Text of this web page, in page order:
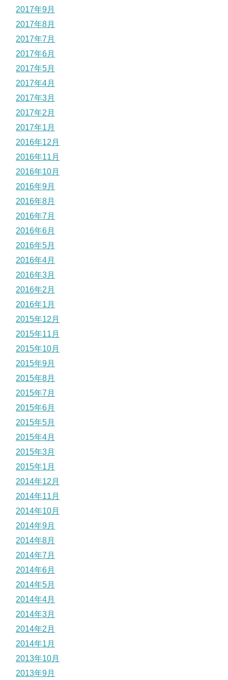
2017年9月
2017年8月
2017年7月
2017年6月
2017年5月
2017年4月
2017年3月
2017年2月
2017年1月
2016年12月
2016年11月
2016年10月
2016年9月
2016年8月
2016年7月
2016年6月
2016年5月
2016年4月
2016年3月
2016年2月
2016年1月
2015年12月
2015年11月
2015年10月
2015年9月
2015年8月
2015年7月
2015年6月
2015年5月
2015年4月
2015年3月
2015年1月
2014年12月
2014年11月
2014年10月
2014年9月
2014年8月
2014年7月
2014年6月
2014年5月
2014年4月
2014年3月
2014年2月
2014年1月
2013年10月
2013年9月